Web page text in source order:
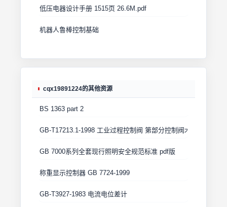
低压电器设计手册 1515页 26.6M.pdf
机器人鲁棒控制基础
cqx19891224的其他资源
BS 1363 part 2
GB-T17213.1-1998 工业过程控制阀 第部分控制阀术语和总则
GB 7000系列全套现行照明安全规范标准 pdf版
称重显示控制器 GB 7724-1999
GB-T3927-1983 电流电位差计